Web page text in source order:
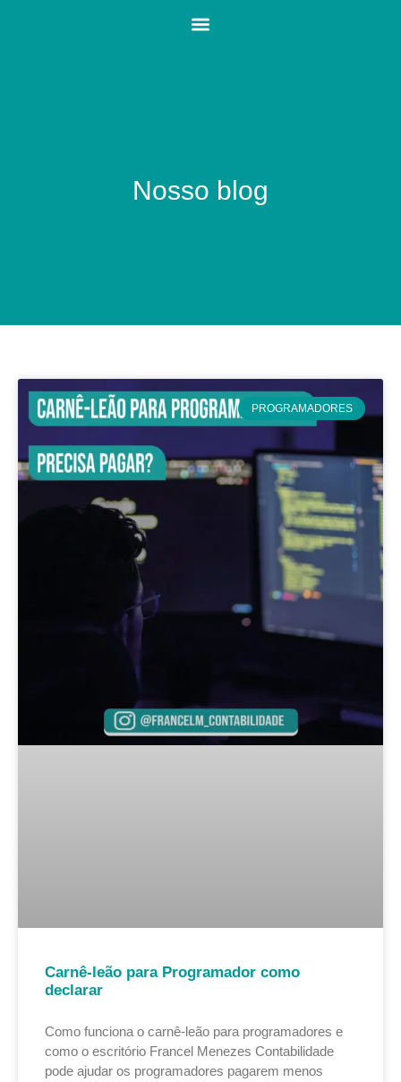
Nosso blog
PROGRAMADORES
Carnê-leão para Programador como
declarar
Como funciona o carnê-leão para programadores e
como o escritório Francel Menezes Contabilidade
pode ajudar os programadores pagarem menos